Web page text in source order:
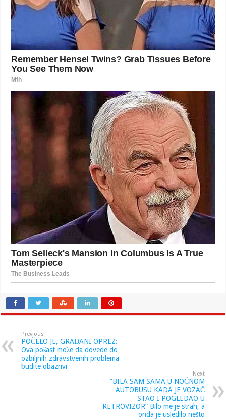
Previous
POČELO JE, GRAĐANI OPREZ:
Ova pošast može da dovede do
ozbiljnih zdravstvenih problema
budite obazrivi
Next
”BILA SAM SAMA U NOĆNOM
AUTOBUSU KADA JE VOZAČ
STAO I POGLEDAO U
RETROVIZOR” Bilo me je strah, a
onda je usledilo nešto